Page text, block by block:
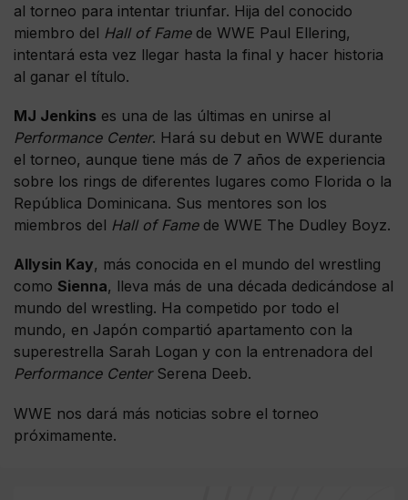
al torneo para intentar triunfar. Hija del conocido
miembro del Hall of Famede WWE Paul Ellering,
intentará esta vez llegar hasta la final y hacer historia
al ganar el título.
MJ Jenkins es una de las últimas en unirse al
Performance Center. Hará su debut en WWE durante
el torneo, aunque tiene más de 7 años de experiencia
sobre los rings de diferentes lugares como Florida o la
República Dominicana. Sus mentores son los
miembros del Hall of Famede WWE The Dudley Boyz.
Allysin Kay, más conocida en el mundo del wrestling
como Sienna, lleva más de una década dedicándose al
mundo del wrestling. Ha competido por todo el
mundo, en Japón compartió apartamento con la
superestrella Sarah Logan y con la entrenadora del
Performance CenterSerena Deeb.
WWE nos dará más noticias sobre el torneo
próximamente.